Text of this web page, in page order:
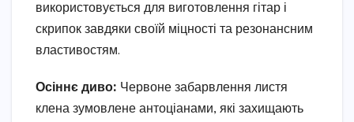
використовується для виготовлення гітар і
скрипок завдяки своїй міцності та резонансним
властивостям.
Осіннє диво: Червоне забарвлення листя
клена зумовлене антоціанами, які захищають